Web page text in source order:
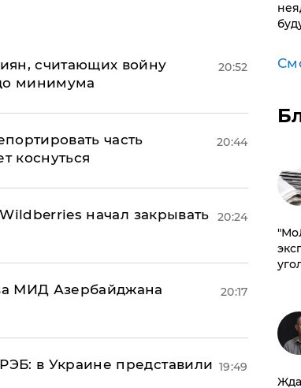
считающих войну
минимума
20:52
часть
коснуться
20:44
начал закрывать
20:24
МИД Азербайджана
20:17
в Украине представили 19:49